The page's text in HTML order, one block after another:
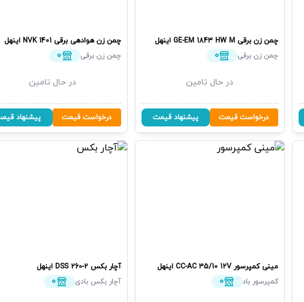
چمن زن برقی GE-EM 1843 HW M اینهل
چمن زن برقی
0
در حال تامین
درخواست قیمت پیشنهاد قیمت
چمن زن هوادهی برقی NVK 1401 اینهل
چمن زن برقی
0
در حال تامین
درخواست قیمت پیشنهاد
مینی کمپرسور CC-AC 35/10 12V اینهل
کمپرسور باد
0
آچار بکس DSS 260-2 اینهل
آچار بکس بادی
0